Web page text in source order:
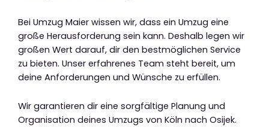
Bei Umzug Maier wissen wir, dass ein Umzug eine
große Herausforderung sein kann. Deshalb legen wir
großen Wert darauf, dir den bestmöglichen Service
zu bieten. Unser erfahrenes Team steht bereit, um
deine Anforderungen und Wünsche zu erfüllen.
Wir garantieren dir eine sorgfältige Planung und
Organisation deines Umzugs von Köln nach Osijek.